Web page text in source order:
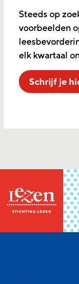
Steeds op
voorbeelden
elk kwartaal
Schrijf je